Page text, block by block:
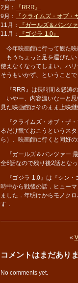
2月：
『RRR』
9月：
『クライムズ・オブ・
11月：
『ガールズ＆パンツ
11月：
『ゴジラ-1.0』
今年映画館に行って観た映
もうちょっと足を運びたい
使えなくなってしまい、ハ
そうもいかず、ということ
『RRR』は長時間＆怒涛
いやー、内容濃いなーと思
見た映画館はそのまま上映
『クライムズ・オブ・ザ・
るだけ観ておこうというス
ら）、映画館に行くと同好
『ガールズ＆パンツァー
全6話なので残り後2話とな
『ゴジラ-1.0』は『シン・
時中から戦後の話．ヒュー
ました．年明けからモノク
す．
«
コメントはまだあり
No comments yet.